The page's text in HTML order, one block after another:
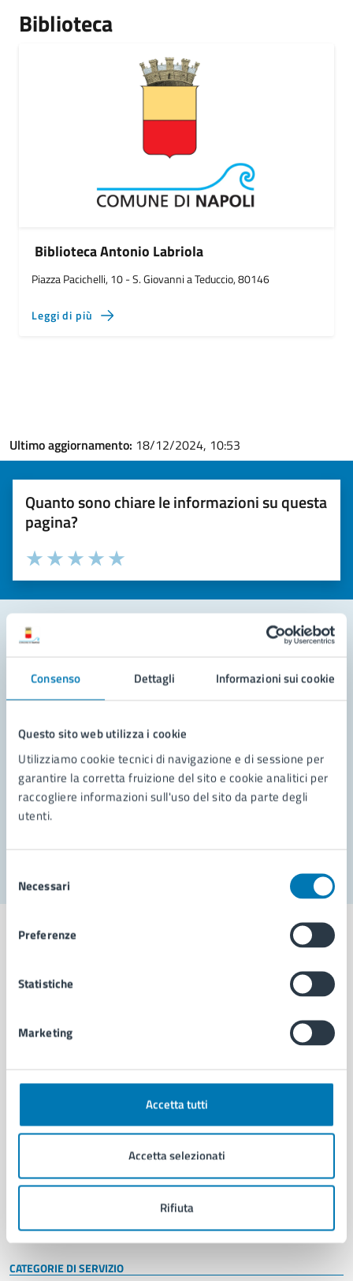
Consenso Dettagli Informazioni sui cookie
Questo sito web utilizza i cookie
Utilizziamo cookie tecnici di navigazione e di sessione per
garantire la corretta fruizione del sito e cookie analitici per
raccogliere informazioni sull'uso del sito da parte degli
utenti.
delNecessari
Preferenze
Statistiche
Marketing
Accetta tutti
Accetta selezionati
Rifiuta
Biblioteca
Biblioteca Antonio Labriola
Piazza Pacichelli, 10 - S. Giovanni a Teduccio, 80146
Leggi di più
Ultimo aggiornamento: 18/12/2024, 10:53
Quanto sono chiare le informazioni su questa
pagina?
Valuta la chiarezza delle informazioni (da 1 a 5 stelle)
Seleziona il numero di stelle per valutare la chiarezza delle
Valuta 5 stelle su 5
Valuta 4 stelle su 5
Valuta 3 stelle su 5
Valuta 2 stelle su 5
Valuta 1 stelle su 5
Leggi le domande frequenti
Richiedi assistenza
Prenota appuntamento
Problemi in città
Comune di Napoli
AMMINISTRAZIONE
Organi di governo
Enti e fondazioni
Personale amministrativo
Intranet, posta aziendale e protocollo
CATEGORIE DI SERVIZIO